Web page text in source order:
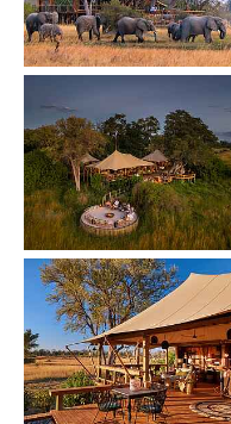
Show larger version